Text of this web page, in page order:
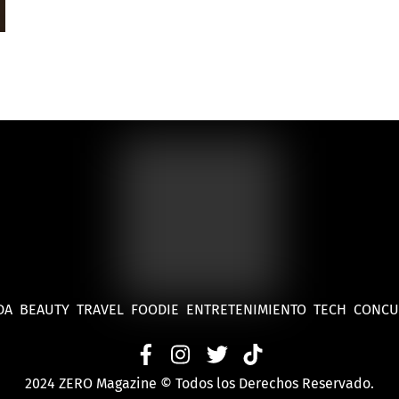
BEAUTY TRAVEL FOODIE ENTRETENIMIENTO TECH
2024 ZERO Magazine © Todos los Derechos Reservado.